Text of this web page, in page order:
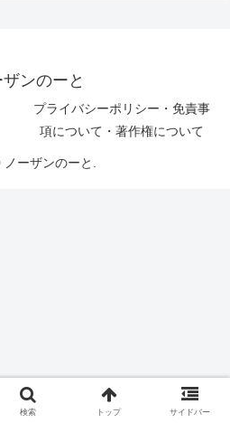
ザンのーと
プライバシーポリシー・免責事
項について・著作権について
ーザンのーと.
検索 トップ サイドバー